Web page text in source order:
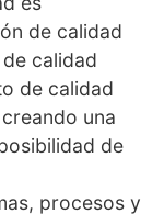
de calidad
calidad
de calidad
una
de
procesos y